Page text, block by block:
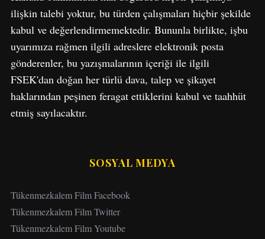
ilişkin talebi yoktur, bu türden çalışmaları hiçbir şekilde
kabul ve değerlendirmemektedir. Bununla birlikte, işbu
uyarımıza rağmen ilgili adreslere elektronik posta
gönderenler, bu yazışmalarının içeriği ile ilgili
FSEK'dan doğan her türlü dava, talep ve şikayet
haklarından peşinen feragat ettiklerini kabul ve taahhüt
etmiş sayılacaktır.
SOSYAL MEDYA
Tükenmezkalem Film Facebook
Tükenmezkalem Film Twitter
Tükenmezkalem Film Youtube